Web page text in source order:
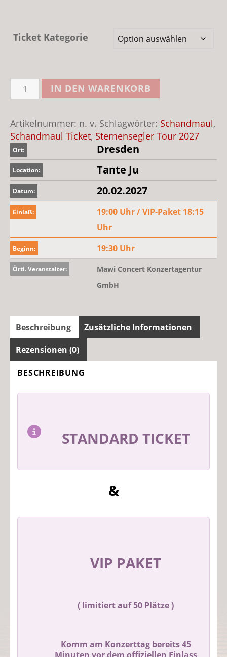
Ticket Kategorie
Schandmaul
Sternensegler
2027
Menge
IN DEN WARENKORB
Artikelnummer: n. v. Schlagwörter: Schandmaul,
Schandmaul Ticket, Sternensegler Tour 2027
Ort: Dresden
Location: Tante Ju
Datum: 20.02.2027
Einlaß:
19:00 Uhr / VIP-Paket 18:15
Uhr
Beginn: 19:30 Uhr
Örtl. Veranstalter:
Mawi Concert Konzertagentur
GmbH
Beschreibung
Zusätzliche Informationen
Rezensionen (0)
BESCHREIBUNG
STANDARD TICKET
&
VIP PAKET
( limitiert auf 50 Plätze )
Komm am Konzerttag bereits 45